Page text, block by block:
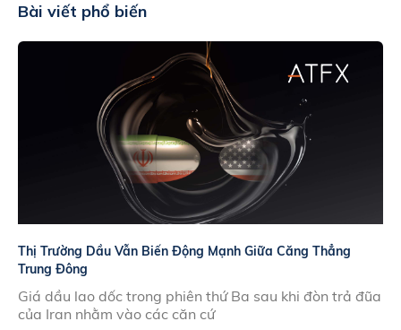
Bài viết phổ biến
Thị Trường Dầu Vẫn Biến Động Mạnh Giữa Căng Thẳng
Trung Đông
Giá dầu lao dốc trong phiên thứ Ba sau khi đòn trả đũa
của Iran nhằm vào các căn cứ